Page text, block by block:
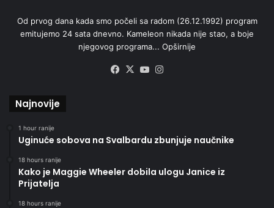
Od prvog dana kada smo počeli sa radom (26.12.1992) program
emitujemo 24 sata dnevno. Kameleon nikada nije stao, a boje
njegovog programa... Opširnije
Facebook
X YouTube
Najnovije
1 hour ranije
Uginuće sobova na Svalbardu zbunjuje naučnike
18 hours ranije
Kako je Maggie Wheeler dobila ulogu Janice iz
Prijatelja
18 hours ranije